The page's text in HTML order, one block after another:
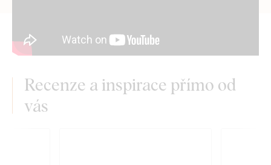
Recenze a inspirace přímo od
vás